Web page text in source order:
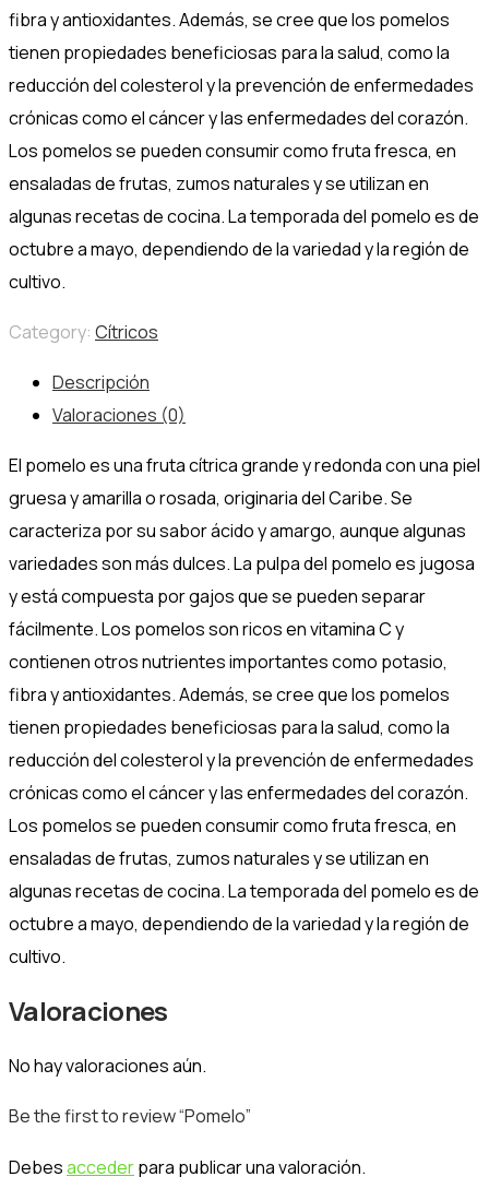
fibra y antioxidantes. Además, se cree que los pomelos
tienen propiedades beneficiosas para la salud, como la
reducción del colesterol y la prevención de enfermedades
crónicas como el cáncer y las enfermedades del corazón.
Los pomelos se pueden consumir como fruta fresca, en
ensaladas de frutas, zumos naturales y se utilizan en
algunas recetas de cocina. La temporada del pomelo es de
octubre a mayo, dependiendo de la variedad y la región de
cultivo.
Category: Cítricos
Descripción
Valoraciones (0)
El pomelo es una fruta cítrica grande y redonda con una piel
gruesa y amarilla o rosada, originaria del Caribe. Se
caracteriza por su sabor ácido y amargo, aunque algunas
variedades son más dulces. La pulpa del pomelo es jugosa
y está compuesta por gajos que se pueden separar
fácilmente. Los pomelos son ricos en vitamina C y
contienen otros nutrientes importantes como potasio,
fibra y antioxidantes. Además, se cree que los pomelos
tienen propiedades beneficiosas para la salud, como la
reducción del colesterol y la prevención de enfermedades
crónicas como el cáncer y las enfermedades del corazón.
Los pomelos se pueden consumir como fruta fresca, en
ensaladas de frutas, zumos naturales y se utilizan en
algunas recetas de cocina. La temporada del pomelo es de
octubre a mayo, dependiendo de la variedad y la región de
cultivo.
Valoraciones
No hay valoraciones aún.
Be the first to review “Pomelo”
Debesaccederpara publicar una valoración.